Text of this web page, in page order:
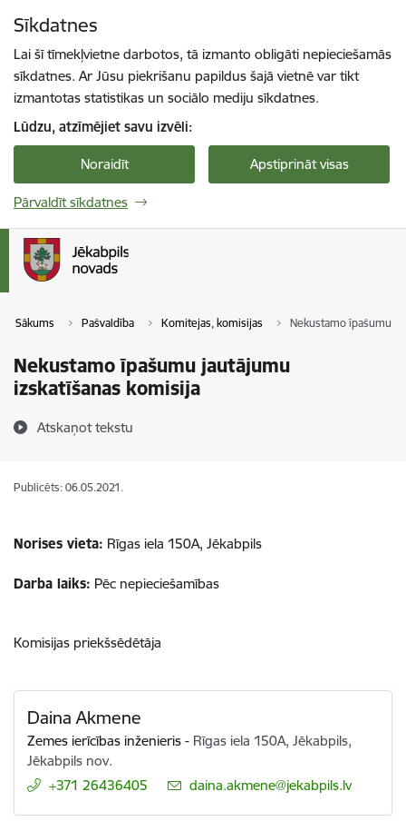
Sīkdatnes
Lai šī tīmekļvietne darbotos, tā izmanto obligāti nepieciešamās
sīkdatnes. Ar Jūsu piekrišanu papildus šajā vietnē var tikt
izmantotas statistikas un sociālo mediju sīkdatnes.
Lūdzu, atzīmējiet savu izvēli:
Noraidīt Apstiprināt visas
Pārvaldīt sīkdatnes
Sākums Pašvaldība Komitejas, komisijas Nekustamo īpašumu
Nekustamo īpašumu jautājumu
izskatīšanas komisija
Atskaņot tekstu
Publicēts: 06.05.2021.
Norises vieta: Rīgas iela 150A, Jēkabpils
Darba laiks: Pēc nepieciešamības
Komisijas priekšsēdētāja
Daina Akmene
Zemes ierīcības inženieris - Rīgas iela 150A, Jēkabpils,
Jēkabpils nov.
+371 26436405
E-pasts:
daina.akmene@jekabpils.lv